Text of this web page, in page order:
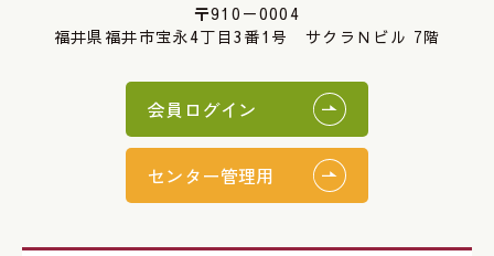
〒910－0004
福井県福井市宝永4丁目3番1号 サクラＮビル 7階
会員ログイン
センター管理用